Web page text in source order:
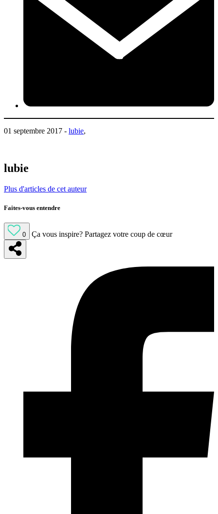
01 septembre 2017 - lubie,
lubie
Plus d'articles de cet auteur
Faites-vous entendre
0 Ça vous inspire? Partagez votre coup de cœur